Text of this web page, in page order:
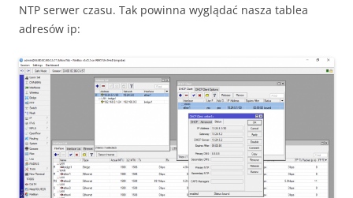
NTP serwer czasu. Tak powinna wyglądać nasza tablea
adresów ip: